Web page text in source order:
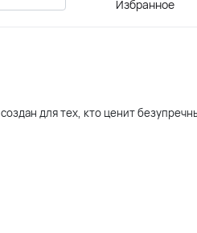
Избранное
создан для тех, кто ценит